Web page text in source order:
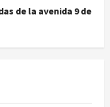
de la avenida 9 de